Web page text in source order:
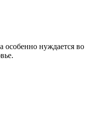
особенно нуждается во